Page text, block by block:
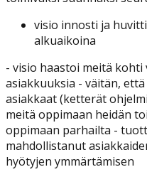
visio innosti ja
alkuaikoina
- visio haastoi meitä
asiakkuuksia - väitän,
asiakkaat (ketterät
meitä oppimaan heidän
oppimaan parhailta -
mahdollistanut
hyötyjen ymmärtämisen